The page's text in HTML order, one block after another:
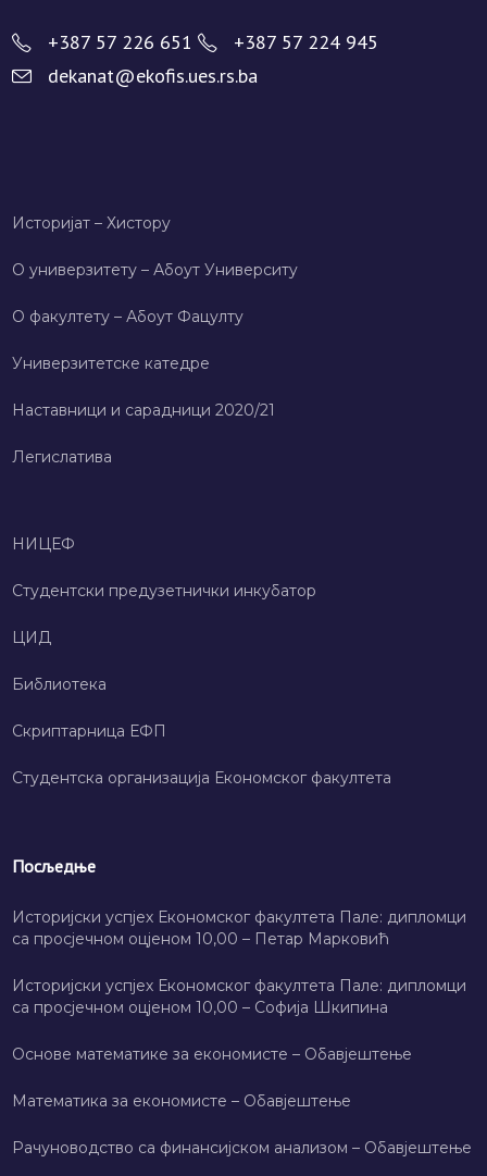
+387 57 226 651
+387 57 224 945
dekanat@ekofis.ues.rs.ba
Историјат – Хисторy
О универзитету – Абоут Университy
О факултету – Абоут Фацултy
Универзитетске катедре
Наставници и сарадници 2020/21
Легислатива
НИЦЕФ
Студентски предузетнички инкубатор
ЦИД
Библиотека
Скриптарница ЕФП
Студентска организација Економског факултета
Посљедње
Историјски успјех Економског факултета Пале: дипломци
са просјечном оцјеном 10,00 – Петар Марковић
Историјски успјех Економског факултета Пале: дипломци
са просјечном оцјеном 10,00 – Софија Шкипина
Основе математике за економисте – Обавјештење
Математика за економисте – Обавјештење
Рачуноводство са финансијском анализом – Обавјештење